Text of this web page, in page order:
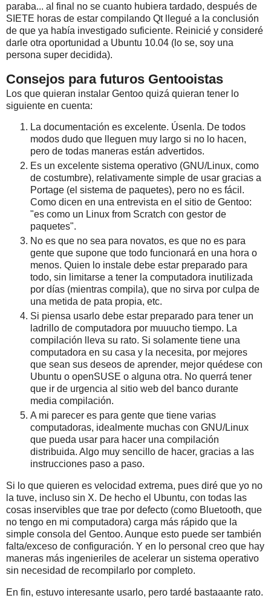
paraba... al final no se cuanto hubiera tardado, después de
SIETE horas de estar compilando Qt llegué a la conclusión
de que ya había investigado suficiente. Reinicié y consideré
darle otra oportunidad a Ubuntu 10.04 (lo se, soy una
persona super decidida).
Consejos para futuros Gentooistas
Los que quieran instalar Gentoo quizá quieran tener lo
siguiente en cuenta:
La documentación es excelente. Úsenla. De todos
modos dudo que lleguen muy largo si no lo hacen,
pero de todas maneras están advertidos.
Es un excelente sistema operativo (GNU/Linux, como
de costumbre), relativamente simple de usar gracias a
Portage (el sistema de paquetes), pero no es fácil.
Como dicen en una entrevista en el sitio de Gentoo:
"es como un Linux from Scratch con gestor de
paquetes".
No es que no sea para novatos, es que no es para
gente que supone que todo funcionará en una hora o
menos. Quien lo instale debe estar preparado para
todo, sin limitarse a tener la computadora inutilizada
por días (mientras compila), que no sirva por culpa de
una metida de pata propia, etc.
Si piensa usarlo debe estar preparado para tener un
ladrillo de computadora por muuucho tiempo. La
compilación lleva su rato. Si solamente tiene una
computadora en su casa y la necesita, por mejores
que sean sus deseos de aprender, mejor quédese con
Ubuntu o openSUSE o alguna otra. No querrá tener
que ir de urgencia al sitio web del banco durante
media compilación.
A mi parecer es para gente que tiene varias
computadoras, idealmente muchas con GNU/Linux
que pueda usar para hacer una compilación
distribuida. Algo muy sencillo de hacer, gracias a las
instrucciones paso a paso.
Si lo que quieren es velocidad extrema, pues diré que yo no
la tuve, incluso sin X. De hecho el Ubuntu, con todas las
cosas inservibles que trae por defecto (como Bluetooth, que
no tengo en mi computadora) carga más rápido que la
simple consola del Gentoo. Aunque esto puede ser también
falta/exceso de configuración. Y en lo personal creo que hay
maneras más ingenieriles de acelerar un sistema operativo
sin necesidad de recompilarlo por completo.
En fin, estuvo interesante usarlo, pero tardé bastaaante rato.